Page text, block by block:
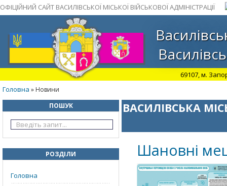
ОФІЦІЙНИЙ САЙТ ВАСИЛІВСЬКОЇ МІСЬКОЇ ВІЙСЬКОВОЇ АДМІНІСТРАЦІЇ
69107, м.
Головна » Новини
ПОШУК
РОЗДІЛИ
Головна
ВАСИЛІВСЬКА
Шановні